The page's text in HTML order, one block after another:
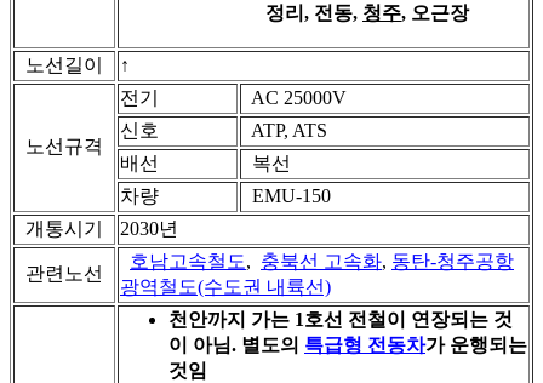
정리, 전동, 청주, 오근장
노선길이 ↑
노선규격
전기
AC 25000V
신호
ATP, ATS
배선
복선
차량
EMU-150
개통시기
2030년
관련노선
호남고속철도, 충북선 고속화, 동탄-청주공항
광역철도(수도권 내륙선)
천안까지 가는 1호선 전철이 연장되는 것
이 아님. 별도의 특급형 전동차가 운행되는
것임